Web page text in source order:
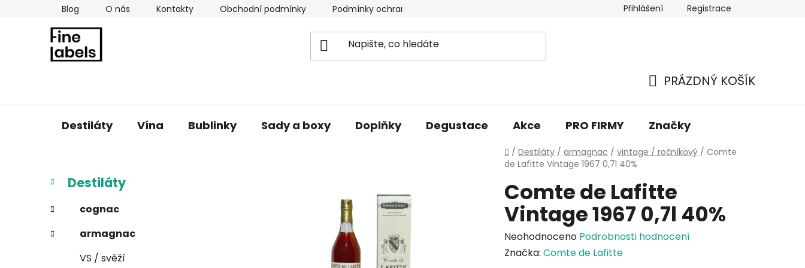
Blog O nás Kontakty Obchodní podmínky Podmínky ochrany osobních údajů Přihlášení Registrace
KOŠÍK
PRÁZDNÝ KOŠÍK
Destiláty Vína Bublinky Sady a boxy Doplňky Degustace Akce PRO FIRMY Značky
Domů
/ Destiláty / armagnac / vintage / ročníkový / Comte
de Lafitte Vintage 1967 0,7l 40%
P
s
r
Přeskočit
kategorie
K
a
e
g
o
Destiláty
cognac
armagnac
VS / svěží
Comte de Lafitte
Vintage 1967 0,7l 40%
Průměrné
hodnocení
Neohodnoceno Podrobnosti hodnocení
Značka: Comte de Lafitte